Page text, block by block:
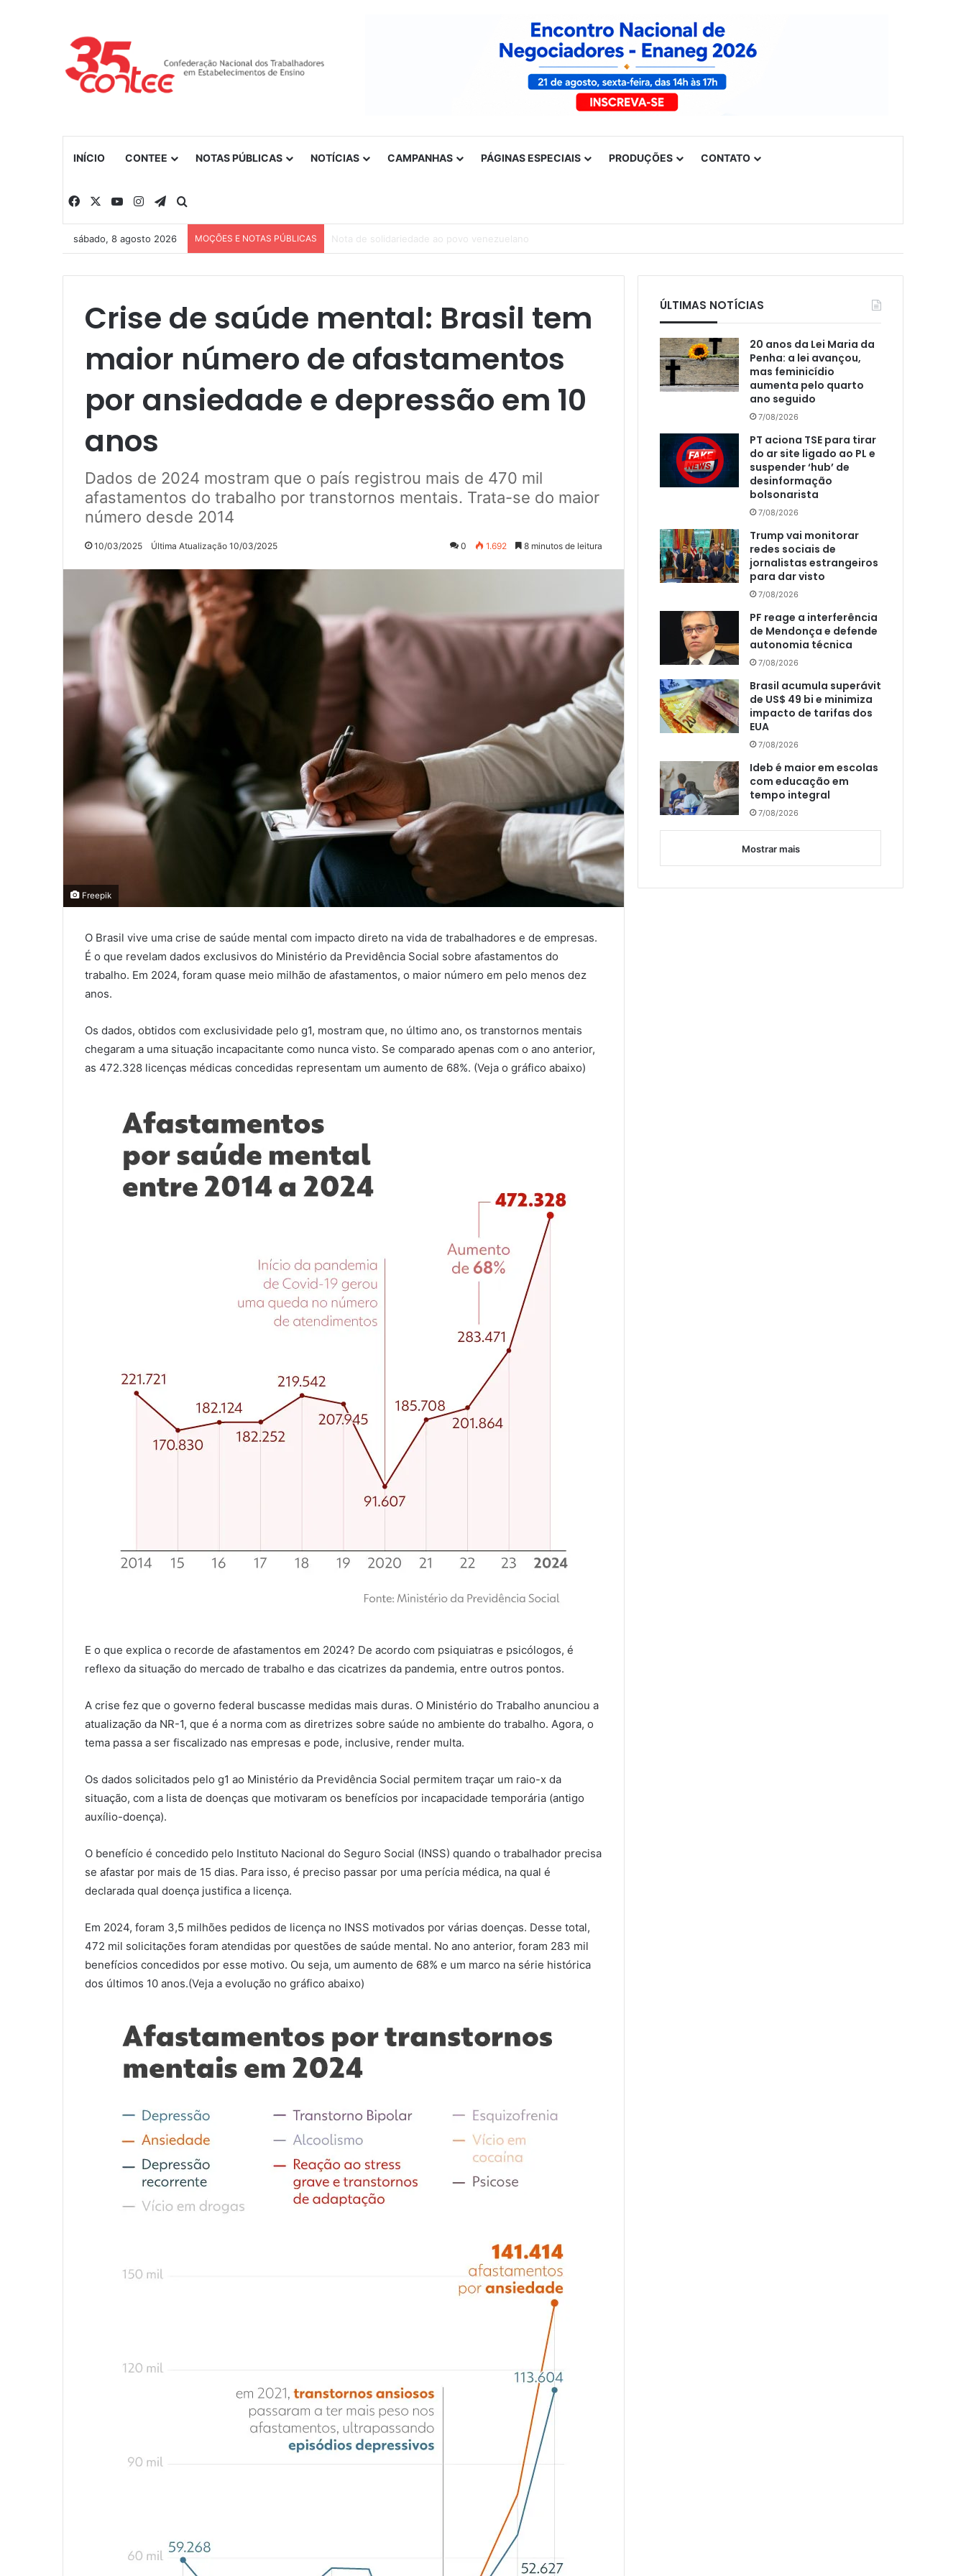
INÍCIO CONTEE NOTAS PÚBLICAS NOTÍCIAS CAMPANHAS PÁGINAS ESPECIAIS PRODUÇÕES CONTATO
Facebook YouTubeInstagramTelegram
sábado, 8 agosto 2026 MOÇÕES E NOTAS PÚBLICAS Nota de solidariedade ao povo venezuelano
Crise de saúde mental: Brasil tem
maior número de afastamentos
por ansiedade e depressão em 10
anos
Dados de 2024 mostram que o país registrou mais de 470 mil
afastamentos do trabalho por transtornos mentais. Trata-se do maior
número desde 2014
10/03/2025 Última Atualização 10/03/2025 0 1.692 8 minutos de leitura
Freepik
O Brasil vive uma crise de saúde mental com impacto direto na vida de trabalhadores e de empresas.
É o que revelam dados exclusivos do Ministério da Previdência Social sobre afastamentos do
trabalho. Em 2024, foram quase meio milhão de afastamentos, o maior número em pelo menos dez
anos.
Os dados, obtidos com exclusividade pelo g1, mostram que, no último ano, os transtornos mentais
chegaram a uma situação incapacitante como nunca visto. Se comparado apenas com o ano anterior,
as 472.328 licenças médicas concedidas representam um aumento de 68%. (Veja o gráfico abaixo)
E o que explica o recorde de afastamentos em 2024? De acordo com psiquiatras e psicólogos, é
reflexo da situação do mercado de trabalho e das cicatrizes da pandemia, entre outros pontos.
A crise fez que o governo federal buscasse medidas mais duras. O Ministério do Trabalho anunciou a
atualização da NR-1, que é a norma com as diretrizes sobre saúde no ambiente do trabalho. Agora, o
tema passa a ser fiscalizado nas empresas e pode, inclusive, render multa.
Os dados solicitados pelo g1 ao Ministério da Previdência Social permitem traçar um raio-x da
situação, com a lista de doenças que motivaram os benefícios por incapacidade temporária (antigo
auxílio-doença).
O benefício é concedido pelo Instituto Nacional do Seguro Social (INSS) quando o trabalhador precisa
se afastar por mais de 15 dias. Para isso, é preciso passar por uma perícia médica, na qual é
declarada qual doença justifica a licença.
Em 2024, foram 3,5 milhões pedidos de licença no INSS motivados por várias doenças. Desse total,
472 mil solicitações foram atendidas por questões de saúde mental. No ano anterior, foram 283 mil
benefícios concedidos por esse motivo. Ou seja, um aumento de 68% e um marco na série histórica
dos últimos 10 anos.(Veja a evolução no gráfico abaixo)
ÚLTIMAS NOTÍCIAS
20 anos da Lei Maria da
Penha: a lei avançou,
mas feminicídio
aumenta pelo quarto
ano seguido
7/08/2026
PT aciona TSE para tirar
do ar site ligado ao PL e
suspender ‘hub’ de
desinformação
bolsonarista
7/08/2026
Trump vai monitorar
redes sociais de
jornalistas estrangeiros
para dar visto
7/08/2026
PF reage a interferência
de Mendonça e defende
autonomia técnica
7/08/2026
Brasil acumula superávit
de US$ 49 bi e minimiza
impacto de tarifas dos
EUA
7/08/2026
Ideb é maior em escolas
com educação em
tempo integral
7/08/2026
Mostrar mais